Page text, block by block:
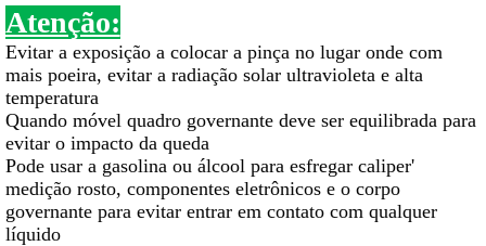
Atenção:
Evitar a exposição a colocar a pinça no lugar onde com
mais poeira, evitar a radiação solar ultravioleta e alta
temperatura
Quando móvel quadro governante deve ser equilibrada para
evitar o impacto da queda
Pode usar a gasolina ou álcool para esfregar caliper'
medição rosto, componentes eletrônicos e o corpo
governante para evitar entrar em contato com qualquer
líquido